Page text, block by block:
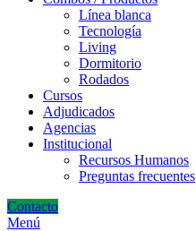
Línea blanca
Tecnología
Living
Dormitorio
Rodados
Cursos
Adjudicados
Agencias
Institucional
Recursos Humanos
Preguntas frecuentes
Contacto
Menú